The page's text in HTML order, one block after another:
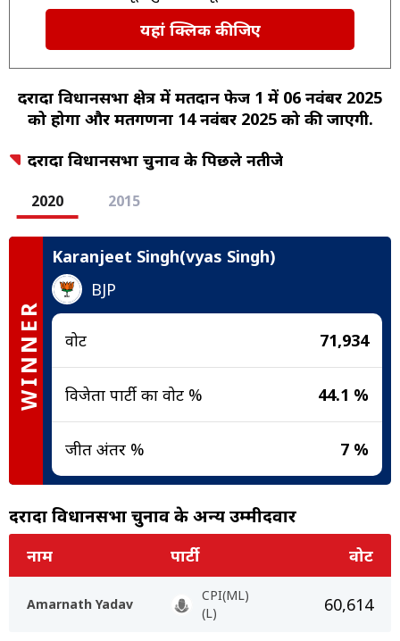
यहां क्लिक कीजिए
दरौंदा विधानसभा क्षेत्र में मतदान फेज 1 में 06 नवंबर 2025
को होगा और मतगणना 14 नवंबर 2025 को की जाएगी.
दरौंदा विधानसभा चुनाव के पिछले नतीजे
2020 2015
WINNER
Karanjeet Singh(vyas Singh)
BJP
वोट 71,934
विजेता पार्टी का वोट % 44.1 %
जीत अंतर % 7 %
दरौंदा विधानसभा चुनाव के अन्य उम्मीदवार
नाम पार्टी वोट
Amarnath Yadav
CPI(ML)
(L)
60,614